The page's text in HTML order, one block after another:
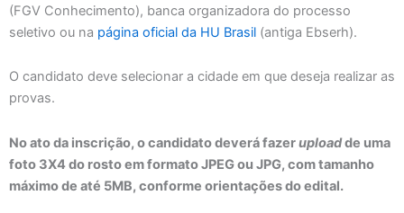
(FGV Conhecimento), banca organizadora do processo
seletivo ou na página oficial da HU Brasil (antiga Ebserh).
O candidato deve selecionar a cidade em que deseja realizar as
provas.
No ato da inscrição, o candidato deverá fazeruploadde uma
foto 3X4 do rosto em formato JPEG ou JPG, com tamanho
máximo de até 5MB, conforme orientações do edital.